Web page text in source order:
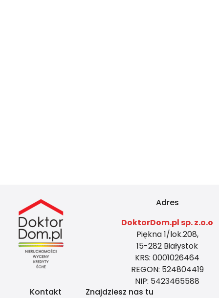
Adres
DoktorDom.pl sp. z.o.o
Piękna 1/lok.208,
15-282 Białystok
KRS: 0001026464
REGON: 524804419
NIP: 5423465588
Kontakt
Znajdziesz nas tu